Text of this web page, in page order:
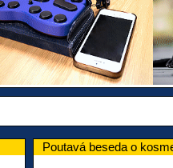
Poutavá beseda o